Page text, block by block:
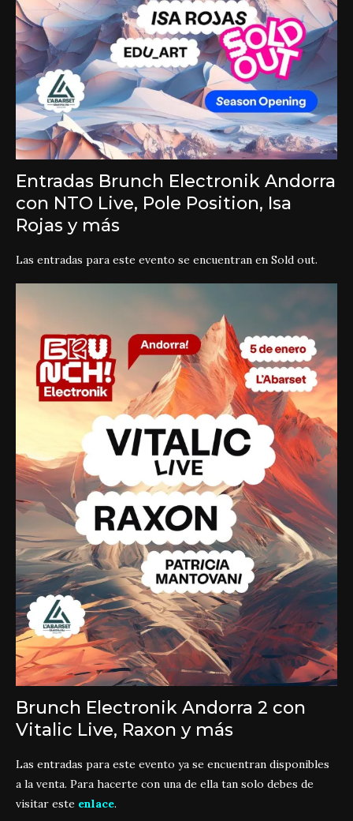
Entradas Brunch Electronik Andorra
con NTO Live, Pole Position, Isa
Rojas y más
Las entradas para este evento se encuentran en Sold out.
Brunch Electronik Andorra 2 con
Vitalic Live, Raxon y más
Las entradas para este evento ya se encuentran disponibles
a la venta. Para hacerte con una de ella tan solo debes de
visitar este enlace.